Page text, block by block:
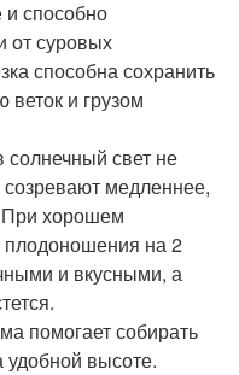
и способно
от суровых
способна сохранить
веток и грузом
солнечный свет не
медленнее,
При хорошем
плодоношения на 2
и вкусными, а
помогает собирать
высоте.